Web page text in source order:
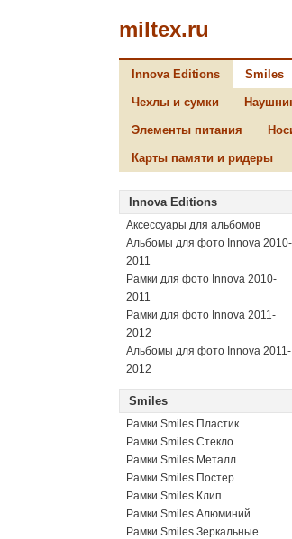
miltex.ru
Innova Editions Smiles
Чехлы и сумки
Элементы питания
Карты памяти и ридеры
Innova Editions
Аксессуары для альбомов
Альбомы для фото Innova 2010-
2011
Рамки для фото Innova 2010-
2011
Рамки для фото Innova 2011-
2012
Альбомы для фото Innova 2011-
2012
Smiles
Рамки Smiles Пластик
Рамки Smiles Стекло
Рамки Smiles Металл
Рамки Smiles Постер
Рамки Smiles Клип
Рамки Smiles Алюминий
Рамки Smiles Зеркальные